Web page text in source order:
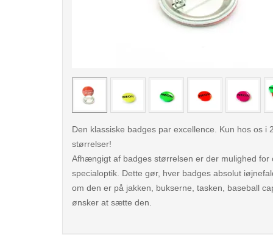
< /picture>
Den klassiske badges par excellence. Kun hos os i
størrelser!
Afhængigt af badges størrelsen er der mulighed for
specialoptik. Dette gør, hver badges absolut
om den er på jakken, bukserne, tasken, baseball
ønsker at sætte den.